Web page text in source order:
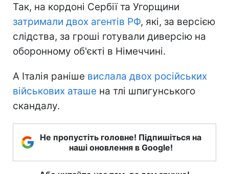
Так, на кордоні Сербії та Угорщини
затримали двох агентів РФ, які, за версією
слідства, за гроші готували диверсію на
оборонному об'єкті в Німеччині.
А Італія раніше вислала двох російських
військових аташе на тлі шпигунського
скандалу.
Не пропустіть головне! Підпишіться на
наші оновлення в Google!